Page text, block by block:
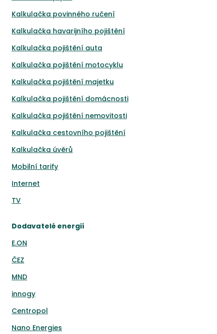
Kalkulačka povinného ručení
Kalkulačka havarijního pojištění
Kalkulačka pojištění auta
Kalkulačka pojištění motocyklu
Kalkulačka pojištění majetku
Kalkulačka pojištění domácnosti
Kalkulačka pojištění nemovitosti
Kalkulačka cestovního pojištění
Kalkulačka úvěrů
Mobilní tarify
Internet
TV
Dodavatelé energií
E.ON
ČEZ
MND
innogy
Centropol
Nano Energies